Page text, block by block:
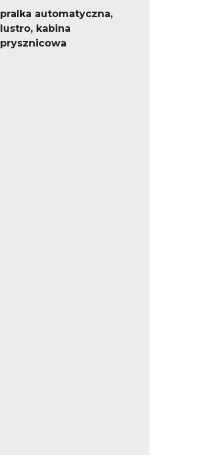
pralka automatyczna,
lustro, kabina
prysznicowa